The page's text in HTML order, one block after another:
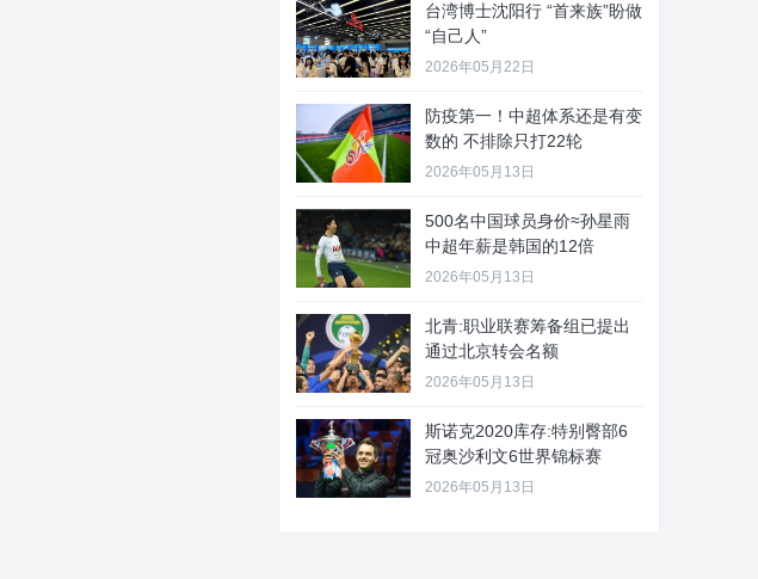
台湾博士沈阳行 “首来族”盼做
“自己人”
2026年05月22日
防疫第一！中超体系还是有变
数的 不排除只打22轮
2026年05月13日
500名中国球员身价≈孙星雨
中超年薪是韩国的12倍
2026年05月13日
北青:职业联赛筹备组已提出
通过北京转会名额
2026年05月13日
斯诺克2020库存:特别臀部6
冠奥沙利文6世界锦标赛
2026年05月13日